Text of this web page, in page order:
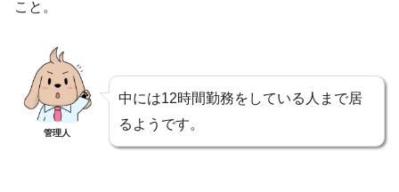
こと。
管理人
中には12時間勤務をしている人まで居
るようです。